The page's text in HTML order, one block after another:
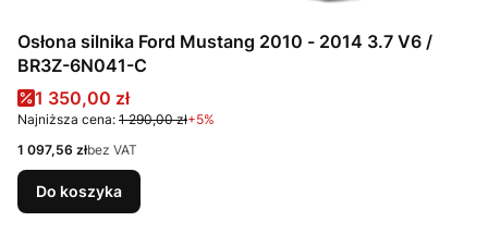
Osłona silnika Ford Mustang 2010 - 2014 3.7 V6 /
BR3Z-6N041-C
Cena promocyjna
1 350,00 zł
Najniższa cena: 1 290,00 zł+5%
Cena
1 097,56 złbez VAT
Do koszyka